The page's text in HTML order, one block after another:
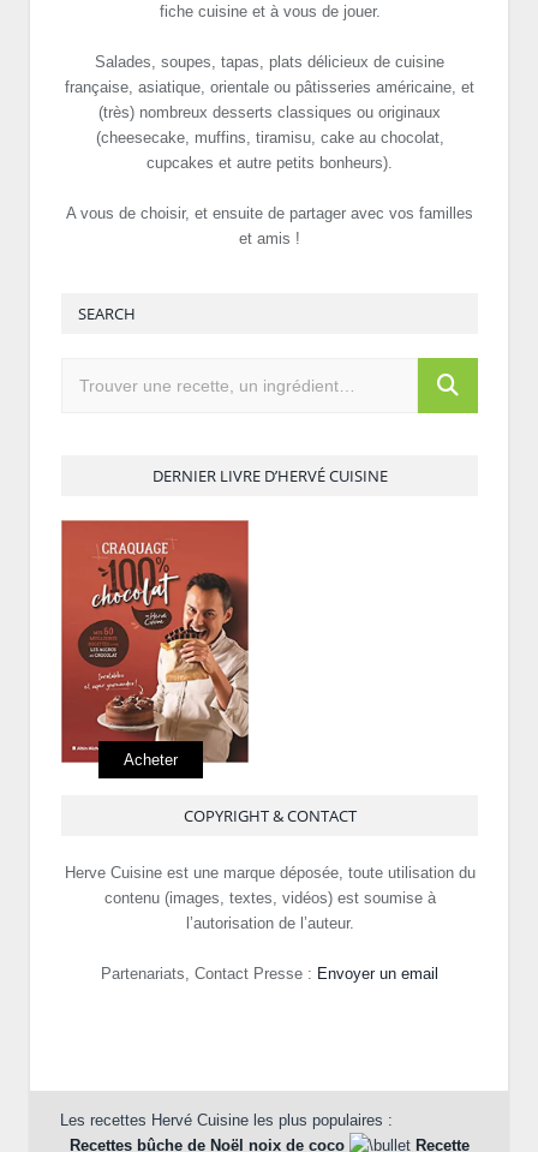
fiche cuisine et à vous de jouer.
Salades, soupes, tapas, plats délicieux de cuisine
française, asiatique, orientale ou pâtisseries américaine, et
(très) nombreux desserts classiques ou originaux
(cheesecake, muffins, tiramisu, cake au chocolat,
cupcakes et autre petits bonheurs).
A vous de choisir, et ensuite de partager avec vos familles
et amis !
SEARCH
DERNIER LIVRE D’HERVÉ CUISINE
Acheter
COPYRIGHT & CONTACT
Herve Cuisine est une marque déposée, toute utilisation du
contenu (images, textes, vidéos) est soumise à
l’autorisation de l’auteur.
Partenariats, Contact Presse : Envoyer un email
Les recettes Hervé Cuisine les plus populaires :
Recettes bûche de Noël noix de coco
Recette